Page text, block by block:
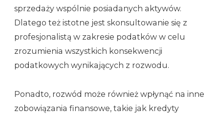
sprzedaży wspólnie posiadanych aktywów.
Dlatego też istotne jest skonsultowanie się z
profesjonalistą w zakresie podatków w celu
zrozumienia wszystkich konsekwencji
podatkowych wynikających z rozwodu.
Ponadto, rozwód może również wpłynąć na inne
zobowiązania finansowe, takie jak kredyty